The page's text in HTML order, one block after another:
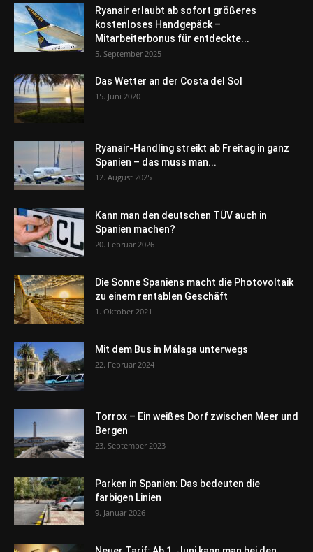
Ryanair erlaubt ab sofort größeres
kostenloses Handgepäck –
Mitarbeiterbonus für entdeckte...
5. September 2025
Das Wetter an der Costa del Sol
15. Juni 2020
Ryanair-Handling streikt ab Freitag in ganz
Spanien – das muss man...
12. August 2025
Kann man den deutschen TÜV auch in
Spanien machen?
20. Februar 2026
Die Sonne Spaniens macht die Photovoltaik
zu einem rentablen Geschäft
1. Oktober 2021
Mit dem Bus in Málaga unterwegs
22. Februar 2024
Torrox – Ein weißes Dorf zwischen Meer und
Bergen
23. September 2023
Parken in Spanien: Das bedeuten die
farbigen Linien
9. Januar 2026